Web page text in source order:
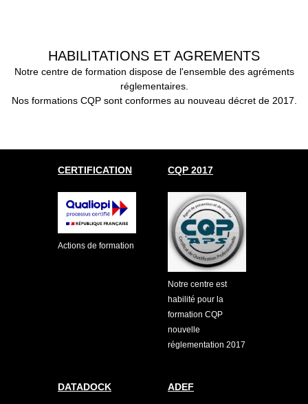
HABILITATIONS ET AGREMENTS
Notre centre de formation dispose de l'ensemble des agréments
réglementaires.
Nos formations CQP sont conformes au nouveau décret de 2017.
CERTIFICATION
Actions de formation
CQP 2017
Notre centre est
habilité pour la
formation CQP
nouvelle
réglementation 2017
DATADOCK ADEF